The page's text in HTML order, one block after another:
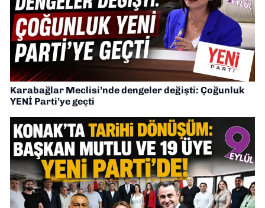
Karabağlar Meclisi’nde dengeler değişti: Çoğunluk
YENİ Parti’ye geçti